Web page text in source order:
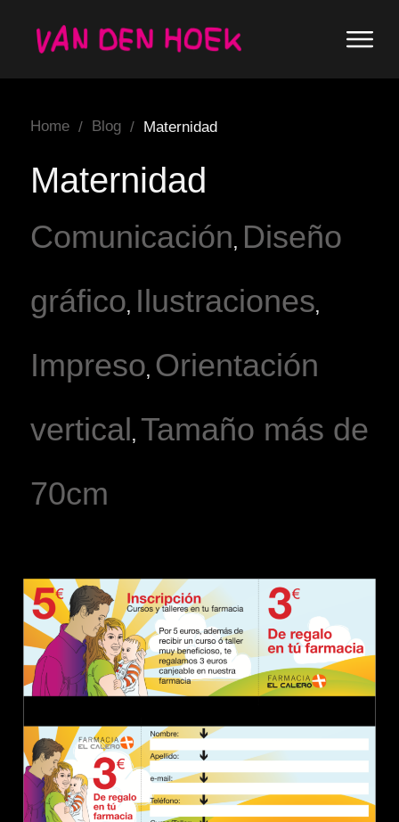
Home / Blog / Maternidad
Maternidad
Comunicación, Diseño
gráfico, Ilustraciones,
Impreso, Orientación
vertical, Tamaño más de
70cm